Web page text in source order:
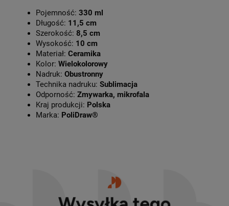
Pojemność: 330 ml
Długość: 11,5 cm
Szerokość: 8,5 cm
Wysokość: 10 cm
Materiał: Ceramika
Kolor: Wielokolorowy
Nadruk: Obustronny
Technika nadruku: Sublimacja
Odporność: Zmywarka, mikrofala
Kraj produkcji: Polska
Marka: PoliDraw®